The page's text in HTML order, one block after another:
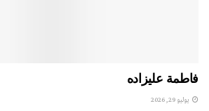
فاطمة عليزاده
يوليو 29, 2026